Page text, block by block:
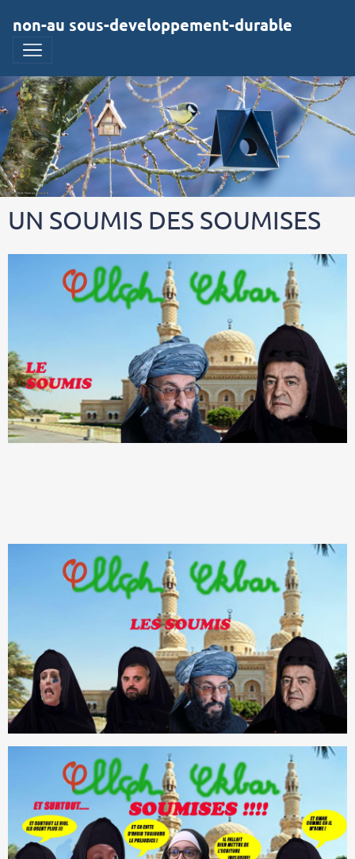
non-au sous-developpement-durable
UN SOUMIS DES SOUMISES